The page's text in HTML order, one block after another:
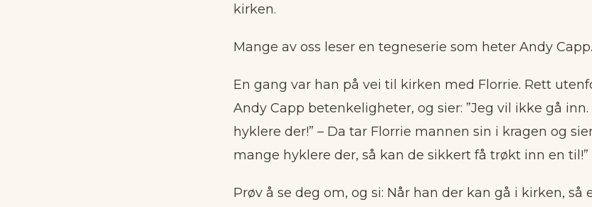
kirken.
Mange av oss leser en tegneserie som heter Andy Capp.
En gang var han på vei til kirken med Florrie. Rett
Andy Capp betenkeligheter, og sier: ”Jeg vil ikke gå
hyklere der!” – Da tar Florrie mannen sin i kragen og
mange hyklere der, så kan de sikkert få trøkt inn en til!”
Prøv å se deg om, og si: Når han der kan gå i kirken, så